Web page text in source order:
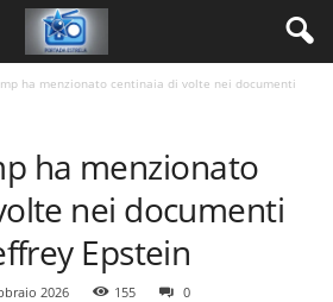
ha menzionato centinaia di volte nei documenti
ha menzionato
nei documenti
Epstein
2026 155 0